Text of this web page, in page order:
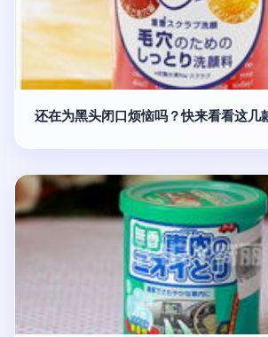
还在为黑头闭口烦恼吗？快来看看这几